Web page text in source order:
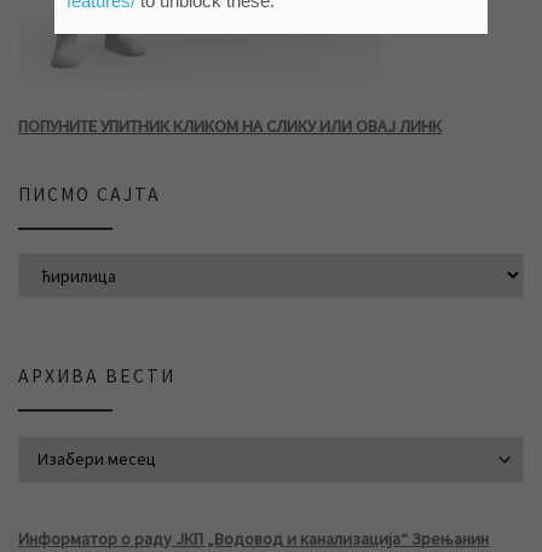
ПОПУНИТЕ УПИТНИК КЛИКОМ НА СЛИКУ ИЛИ ОВАЈ ЛИНК
ПИСМО САЈТА
АРХИВА ВЕСТИ
Информатор о раду ЈКП „Водовод и канализација“ Зрењанин